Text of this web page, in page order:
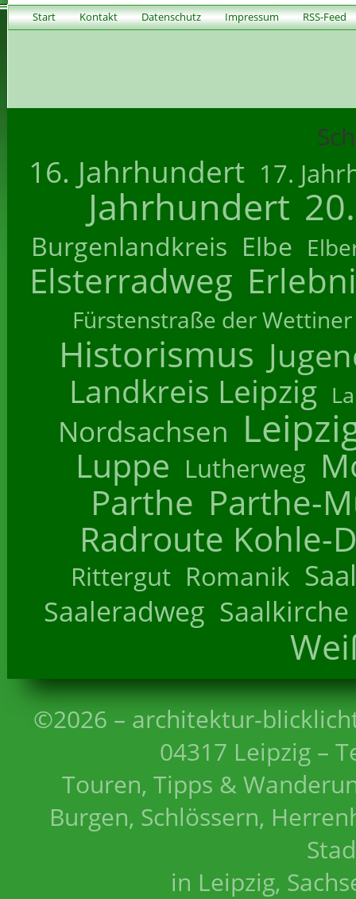
Start Kontakt Datenschutz Impressum RSS-Feed
16. Jahrhundert 17.
Jahrhundert
Burgenlandkreis Elbe
Elsterradweg
Fürstenstraße der Wettiner
Historismus
Landkreis Leipzig
Nordsachsen
Luppe Lutherweg
Parthe Parthe-
Radroute Kohle-
Rittergut Romanik
Saaleradweg Saalkirche
©2026 – architektur-
04317 Leipzig –
Touren, Tipps &
Burgen, Schlössern,
in Leipzig,